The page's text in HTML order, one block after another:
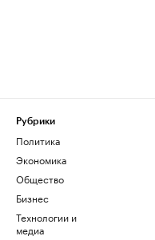
Рубрики
Политика
Экономика
Общество
Бизнес
Технологии и
медиа